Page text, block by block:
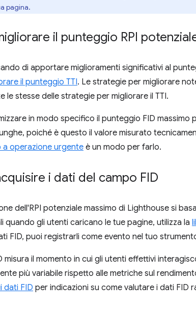
pagina.
il punteggio RPI
di apportare miglioramenti significativi al
il punteggio TTI. Le strategie per migliorare
le stesse delle strategie per migliorare il TTI.
in modo specifico il punteggio FID massimo
poiché è questo il valore misurato
a operazione urgente è un modo per farlo.
i dati del campo FID
dell'RPI potenziale massimo di Lighthouse si
quando gli utenti caricano le tue pagine, utilizza la
FID, puoi registrarli come evento nel tuo
misura il momento in cui gli utenti effettivi
più variabile rispetto alle metriche sul
dati FID per indicazioni su come valutare i dati FID